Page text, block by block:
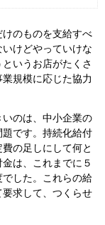
のものを支給すべ
けどやっていけな
いうお店がたくさ
規模に応じた協力
のは、中小企業の
です。持続化給付
の足しにして何と
は、これまでに５
した。これらの給
求して、つくらせ